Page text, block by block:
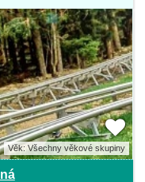
Věk: Všechny věkové skupiny